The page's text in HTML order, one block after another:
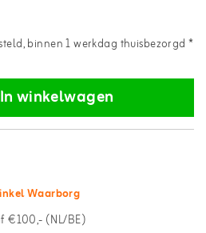
binnen 1 werkdag thuisbezorgd *
In winkelwagen
Waarborg
€100,- (NL/BE)